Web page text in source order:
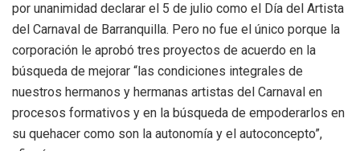
por unanimidad declarar el 5 de julio como el Día del Artista
del Carnaval de Barranquilla. Pero no fue el único porque la
corporación le aprobó tres proyectos de acuerdo en la
búsqueda de mejorar “las condiciones integrales de
nuestros hermanos y hermanas artistas del Carnaval en
procesos formativos y en la búsqueda de empoderarlos en
su quehacer como son la autonomía y el autoconcepto”,